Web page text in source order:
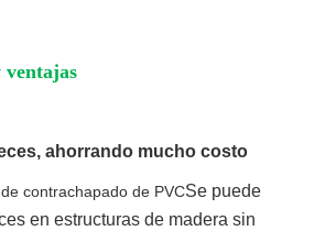
ventajas
ahorrando mucho costo
contrachapado de PVCSe puede
en estructuras de madera sin